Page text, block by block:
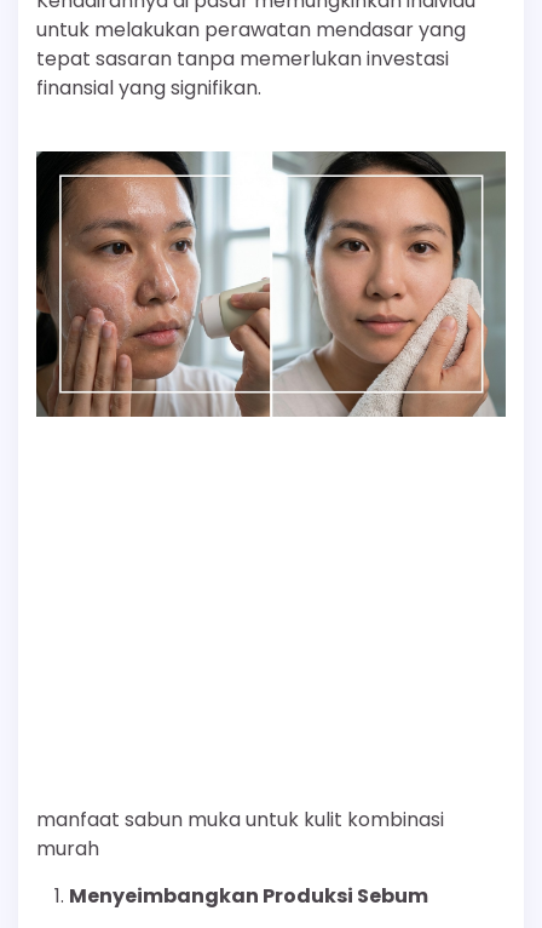
untuk melakukan perawatan mendasar yang
tepat sasaran tanpa memerlukan investasi
finansial yang signifikan.
manfaat sabun muka untuk kulit kombinasi
murah
Menyeimbangkan Produksi Sebum